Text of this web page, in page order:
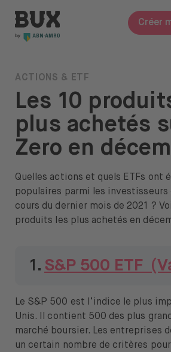
BUX | Réveille ton argent
Créer
BUX Prime
Frais
Connaissances
Apprendre à investir
Lexique
Investir dans
Actions & ETF
À propos
Emplois
Presse
Les 10
plus achetés
Zero en
ACTIONS & ETF
Quelles actions et quels ETFs ont
populaires parmi les investisseurs
cours du dernier mois de 2021 ?
produits les plus achetés en
1. S&P 500 ETF
Le S&P 500 est l’indice le plus
Unis. Il contient 500 des plus
marché boursier. Les entreprises
un certain nombre de critères